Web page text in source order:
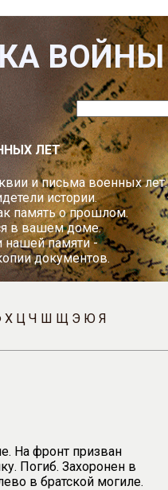
ВОЙНЫ
ЛЕТ
и письма военных лет.
истории.
память о прошлом.
в вашем доме.
нашей памяти -
документов.
Х Ц Ч Ш Щ Э Ю Я
На фронт призван
Погиб. Захоронен в
в братской могиле.